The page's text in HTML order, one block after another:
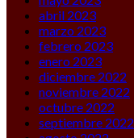
abril 2023
marzo 2023
febrero 2023
enero 2023
diciembre 2022
noviembre 2022
octubre 2022
septiembre 2022